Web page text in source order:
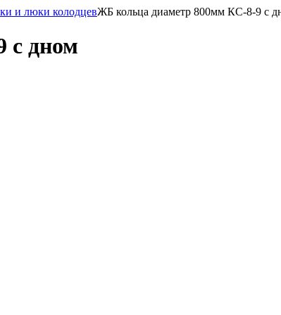
и люки колодцевЖБ кольца диаметр 800мм КС-8-9 с
с дном